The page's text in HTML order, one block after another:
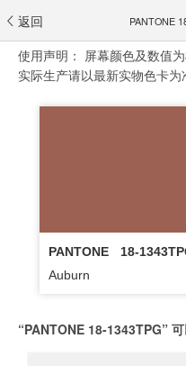
返回 PANTONE
使用声明： 屏幕颜色及数值
实际生产请以最新实物色卡为
PANTONE
18-
Auburn
“PANTONE 18-1343TPG”